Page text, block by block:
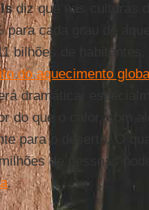
diz que nas culturas
cada grau de
bilhões de
do aquecimento
dramática,
do que o calor, com
para o deserto. O
de pessoas
.